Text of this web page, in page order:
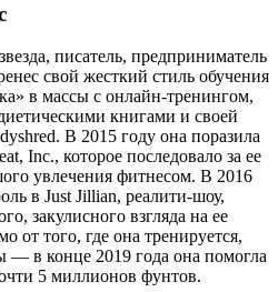
писатель, предприниматель
свой жесткий стиль обучения
в массы с онлайн-тренингом,
книгами и своей
В 2015 году она поразила
Inc., которое последовало за ее
увлечения фитнесом. В 2016
в Just Jillian, реалити-шоу,
закулисного взгляда на ее
от того, где она тренируется,
— в конце 2019 года она помогла
5 миллионов фунтов.